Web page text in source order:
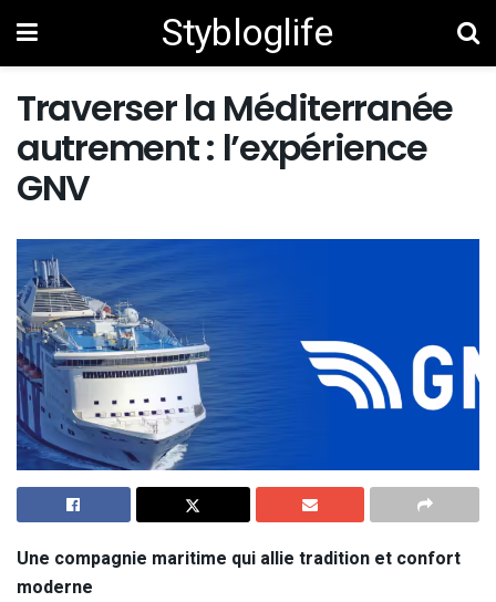
Stybloglife
Traverser la Méditerranée
autrement : l’expérience
GNV
Une compagnie maritime qui allie tradition et confort
moderne